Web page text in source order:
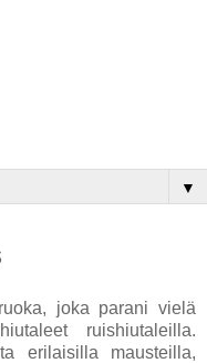
▼
joka parani vielä
ruishiutaleilla.
erilaisilla mausteilla,